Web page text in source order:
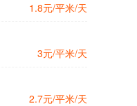
1.8元/平米/天
3元/平米/天
2.7元/平米/天